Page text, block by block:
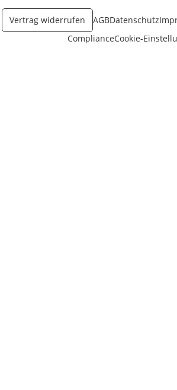
Vertrag widerrufen AGBDatenschutz
ComplianceCookie-